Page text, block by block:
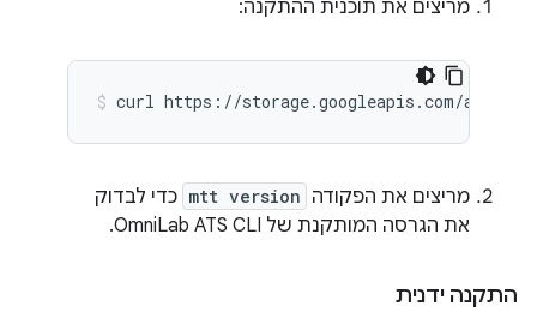
מריצים את תוכנית ההתקנה:
מריצים את הפקודה mtt version כדי לבדוק
את הגרסה המותקנת של OmniLab ATS CLI.
התקנה ידנית